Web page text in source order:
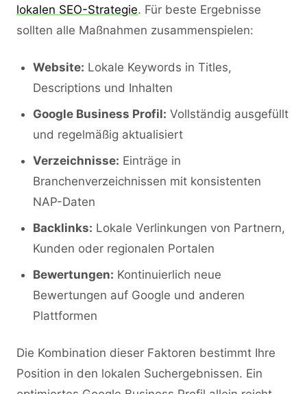
lokalen SEO-Strategie. Für beste Ergebnisse
sollten alle Maßnahmen zusammenspielen:
Website: Lokale Keywords in Titles,
Descriptions und Inhalten
Google Business Profil: Vollständig ausgefüllt
und regelmäßig aktualisiert
Verzeichnisse: Einträge in
Branchenverzeichnissen mit konsistenten
NAP-Daten
Backlinks: Lokale Verlinkungen von Partnern,
Kunden oder regionalen Portalen
Bewertungen: Kontinuierlich neue
Bewertungen auf Google und anderen
Plattformen
Die Kombination dieser Faktoren bestimmt Ihre
Position in den lokalen Suchergebnissen. Ein